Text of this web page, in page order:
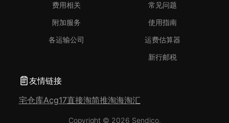
费用相关
附加服务
各运输公司
常见问题
使用指南
运费估算器
新行邮税
友情链接
宅仓库Acg17直接淘简推淘海淘汇
Copyright © 2026 Sendico.